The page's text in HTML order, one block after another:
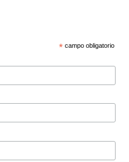
* campo obligatorio